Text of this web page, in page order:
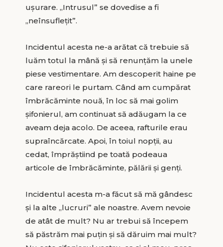
ușurare. „Intrusul” se dovedise a fi
„neînsuflețit”.
Incidentul acesta ne-a arătat că trebuie să
luăm totul la mână și să renunțăm la unele
piese vestimentare. Am descoperit haine pe
care rareori le purtam. Când am cumpărat
îmbrăcăminte nouă, în loc să mai golim
șifonierul, am continuat să adăugam la ce
aveam deja acolo. De aceea, rafturile erau
supraîncărcate. Apoi, în toiul nopții, au
cedat, împrăștiind pe toată podeaua
articole de îmbrăcăminte, pălării și genți.
Incidentul acesta m-a făcut să mă gândesc
și la alte „lucruri” ale noastre. Avem nevoie
de atât de mult? Nu ar trebui să începem
să păstrăm mai puțin și să dăruim mai mult?